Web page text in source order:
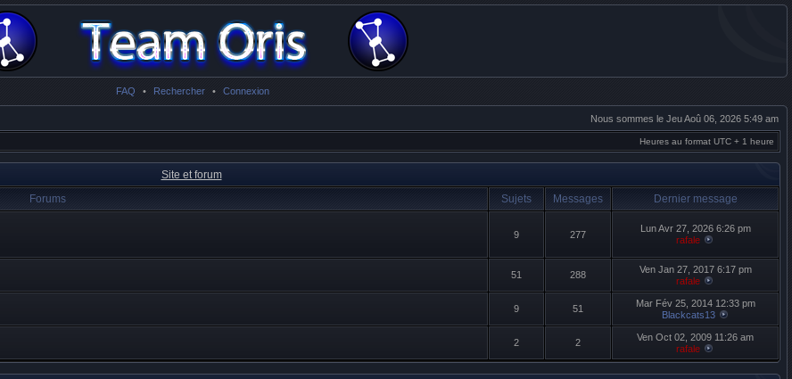
FAQ • Rechercher • Connexion
Nous sommes le Jeu Aoû 06, 2026 5:49 am
Heures au format UTC + 1 heure
Site et forum
Forums
Sujets Messages
Dernier message
9 277
Lun Avr 27, 2026 6:26 pm
rafale
51 288
Ven Jan 27, 2017 6:17 pm
rafale
9 51
Mar Fév 25, 2014 12:33 pm
Blackcats13
2 2
Ven Oct 02, 2009 11:26 am
rafale